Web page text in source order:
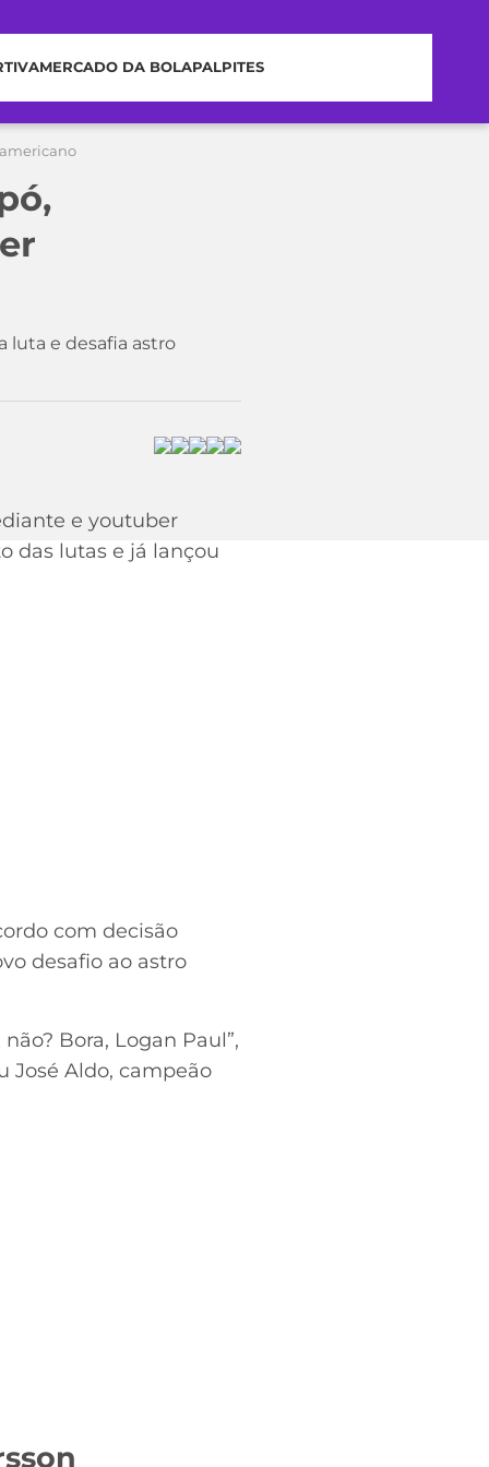
MERCADO DA BOLAPALPITES
luta e desafia astro
e youtuber
das lutas e já lançou
com decisão
desafio ao astro
Bora, Logan Paul”,
José Aldo, campeão